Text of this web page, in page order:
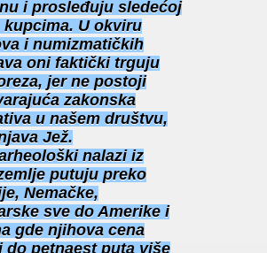
i prosleđuju sledećoj
U okviru
i numizmatičkih
oni faktički trguju
jer ne postoji
zakonska
u našem društvu,
Jež.
nalazi iz
putuju preko
Nemačke,
sve do Amerike i
gde njihova cena
do petnaest puta više